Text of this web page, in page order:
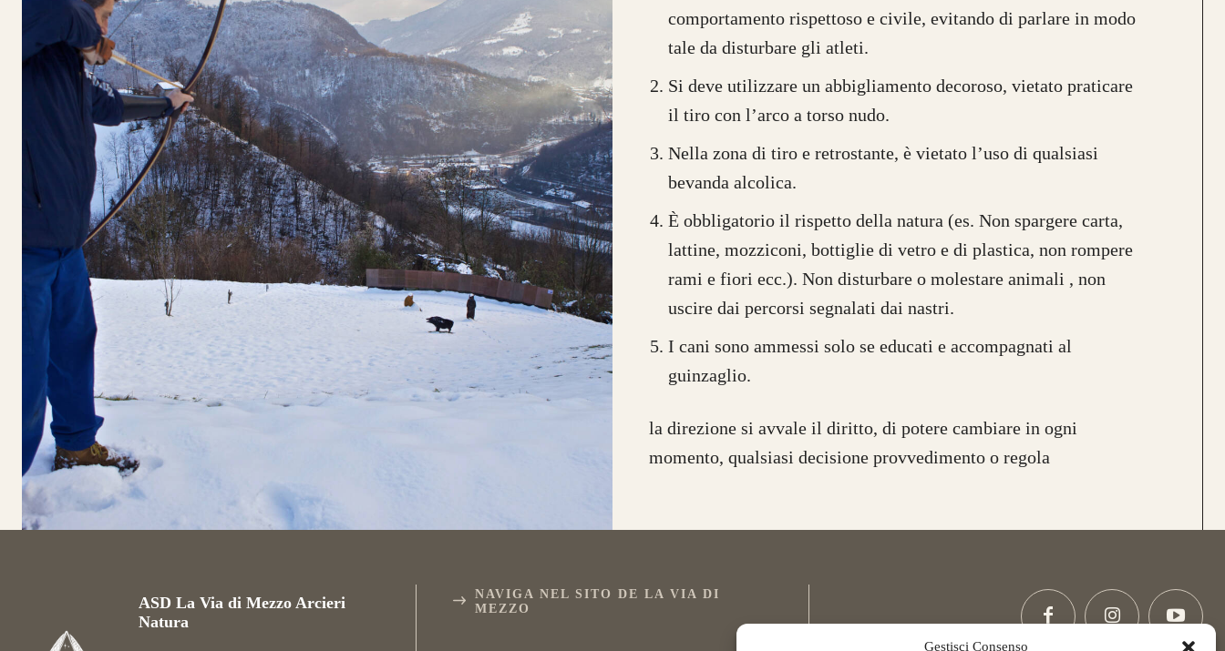
Gestisci Consenso
comportamento rispettoso e civile, evitando di parlare in modo
tale da disturbare gli atleti.
Si deve utilizzare un abbigliamento decoroso, vietato praticare
il tiro con l’arco a torso nudo.
Nella zona di tiro e retrostante, è vietato l’uso di qualsiasi
bevanda alcolica.
È obbligatorio il rispetto della natura (es. Non spargere carta,
lattine, mozziconi, bottiglie di vetro e di plastica, non rompere
rami e fiori ecc.). Non disturbare o molestare animali , non
uscire dai percorsi segnalati dai nastri.
I cani sono ammessi solo se educati e accompagnati al
guinzaglio.
la direzione si avvale il diritto, di potere cambiare in ogni
momento, qualsiasi decisione provvedimento o regola
ASD La Via di Mezzo Arcieri
Natura
NAVIGA NEL SITO DE LA VIA DI
MEZZO